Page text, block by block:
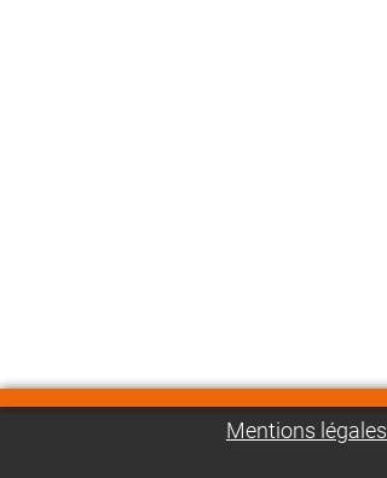
Mentions légales